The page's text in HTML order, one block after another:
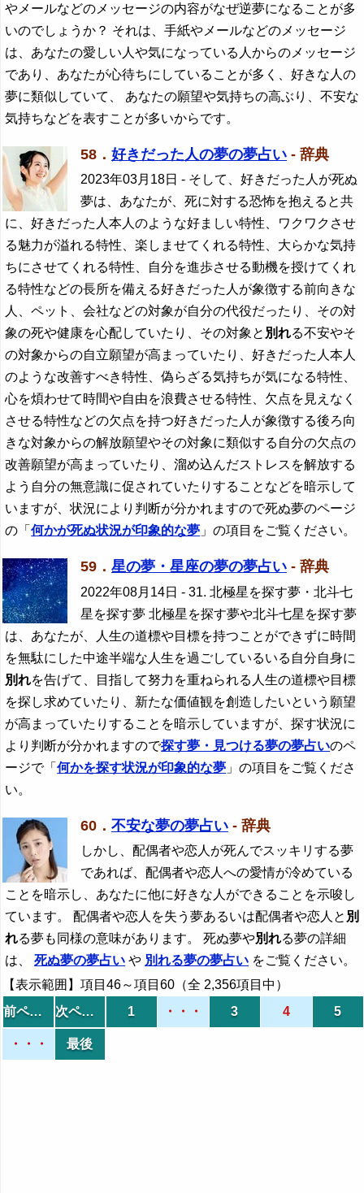
やメールなどのメッセージの内容がなぜ逆夢になることが多
いのでしょうか？ それは、手紙やメールなどのメッセージ
は、あなたの愛しい人や気になっている人からのメッセージ
であり、あなたが心待ちにしていることが多く、好きな人の
夢に類似していて、 あなたの願望や気持ちの高ぶり、不安な
気持ちなどを表すことが多いからです。
58． 好きだった人の夢の夢占い - 辞典
2023年03月18日 - そして、好きだった人が死ぬ
夢は、あなたが、死に対する恐怖を抱えると共
に、好きだった人本人のような好ましい特性、ワクワクさせ
る魅力が溢れる特性、楽しませてくれる特性、大らかな気持
ちにさせてくれる特性、自分を進歩させる動機を授けてくれ
る特性などの長所を備える好きだった人が象徴する前向きな
人、ペット、会社などの対象が自分の代役だったり、その対
象の死や健康を心配していたり、その対象と 別れる不安やそ
の対象からの自立願望が高まっていたり、好きだった人本人
のような改善すべき特性、偽らざる気持ちが気になる特性、
心を煩わせて時間や自由を浪費させる特性、欠点を見えなく
させる特性などの欠点を持つ好きだった人が象徴する後ろ向
きな対象からの解放願望やその対象に類似する自分の欠点の
改善願望が高まっていたり、溜め込んだストレスを解放する
よう自分の無意識に促されていたりすることなどを暗示して
いますが、状況により判断が分かれますので死ぬ夢のページ
の「何かが死ぬ状況が印象的な夢 」の項目をご覧ください。
59． 星の夢・星座の夢の夢占い - 辞典
2022年08月14日 - 31. 北極星を探す夢・北斗七
星を探す夢 北極星を探す夢や北斗七星を探す夢
は、あなたが、人生の道標や目標を持つことができずに時間
を無駄にした中途半端な人生を過ごしているいる自分自身に
別れを告げて、目指して努力を重ねられる人生の道標や目標
を探し求めていたり、新たな価値観を創造したいという願望
が高まっていたりすることを暗示していますが、探す状況に
より判断が分かれますので探す夢・見つける夢の夢占いのペ
ージで「何かを探す状況が印象的な夢 」の項目をご覧くださ
い。
60． 不安な夢の夢占い - 辞典
しかし、配偶者や恋人が死んでスッキリする夢
であれば、配偶者や恋人への愛情が冷めている
ことを暗示し、あなたに他に好きな人ができることを示唆し
ています。 配偶者や恋人を失う夢あるいは配偶者や恋人と 別
れる夢も同様の意味があります。 死ぬ夢や別れる夢の詳細
は、死ぬ夢の夢占い や 別れる夢の夢占い をご覧ください。
【表示範囲】項目46～項目60（全 2,356項目中）
前ページ
次ページ 1 ・・・ 3 4 5
・・・ 最後